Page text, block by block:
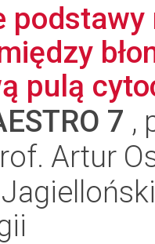
podstawy
pulą
7 ,
Artur